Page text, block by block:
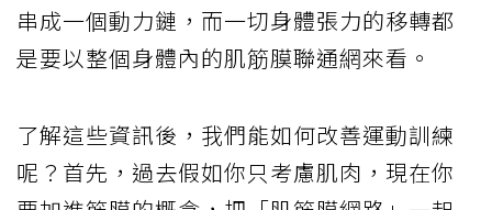
串成一個動力鏈，而一切身體張力的移轉都
是要以整個身體內的肌筋膜聯通網來看。
了解這些資訊後，我們能如何改善運動訓練
呢？首先，過去假如你只考慮肌肉，現在你